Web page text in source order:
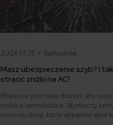
2024.01.25 • Samochód
Masz ubezpieczenie szyb? I
stracić zniżki na AC!
Wcale nie potrzeba stłuczki, aby
szybę w samochodzie. Wystarczy
remontu drogi, który wypadnie spod